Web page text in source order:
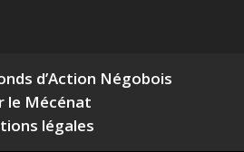
d’Action Négobois
le Mécénat
légales